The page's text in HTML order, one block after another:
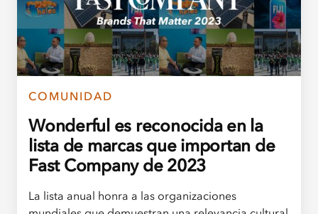
COMUNIDAD
Wonderful es reconocida en la
lista de marcas que importan de
Fast Company de 2023
La lista anual honra a las organizaciones